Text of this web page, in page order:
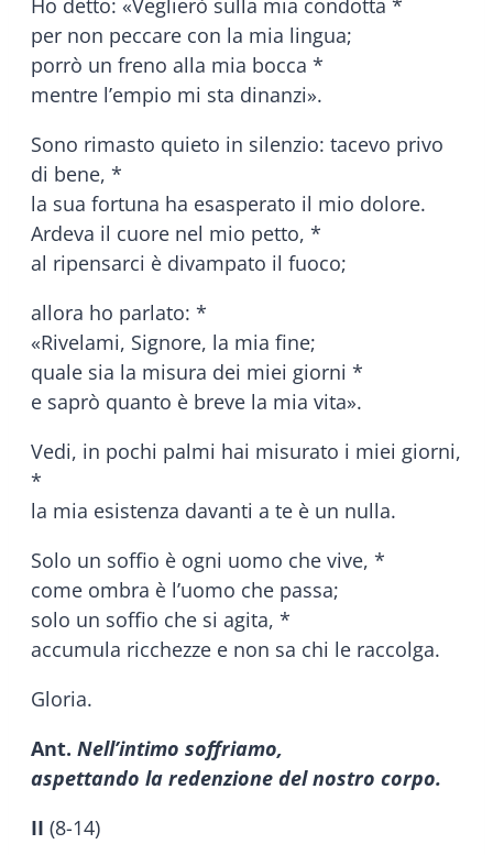
per non peccare con la mia lingua;
porrò un freno alla mia bocca *
mentre l’empio mi sta dinanzi».
Sono rimasto quieto in silenzio: tacevo privo
di bene, *
la sua fortuna ha esasperato il mio dolore.
Ardeva il cuore nel mio petto, *
al ripensarci è divampato il fuoco;
allora ho parlato: *
«Rivelami, Signore, la mia fine;
quale sia la misura dei miei giorni *
e saprò quanto è breve la mia vita».
Vedi, in pochi palmi hai misurato i miei giorni,
*
la mia esistenza davanti a te è un nulla.
Solo un soffio è ogni uomo che vive, *
come ombra è l’uomo che passa;
solo un soffio che si agita, *
accumula ricchezze e non sa chi le raccolga.
Gloria.
Ant. Nell’intimo soffriamo,
aspettando la redenzione del nostro corpo.
II (8-14)